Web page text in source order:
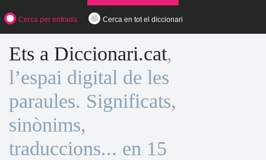
Cerca per entrada Cerca en tot el diccionari
Ets a Diccionari.cat,
l’espai digital de les
paraules. Significats,
sinònims,
traduccions... en 15